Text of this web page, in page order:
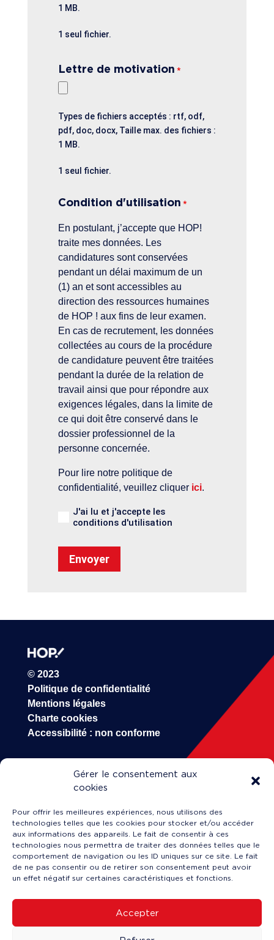
Gérer le consentement aux
cookies
Pour offrir les meilleures expériences, nous utilisons des
technologies telles que les cookies pour stocker et/ou accéder
aux informations des appareils. Le fait de consentir à ces
technologies nous permettra de traiter des données telles que le
comportement de navigation ou les ID uniques sur ce site. Le fait
de ne pas consentir ou de retirer son consentement peut avoir
un effet négatif sur certaines caractéristiques et fonctions.
Accepter
1 MB.
1 seul fichier.
Lettre de motivation *
Types de fichiers acceptés : rtf, odf,
pdf, doc, docx, Taille max. des fichiers :
1 MB.
1 seul fichier.
Condition d'utilisation *
En postulant, j’accepte que HOP!
traite mes données. Les
candidatures sont conservées
pendant un délai maximum de un
(1) an et sont accessibles au
direction des ressources humaines
de HOP ! aux fins de leur examen.
En cas de recrutement, les données
collectées au cours de la procédure
de candidature peuvent être traitées
pendant la durée de la relation de
travail ainsi que pour répondre aux
exigences légales, dans la limite de
ce qui doit être conservé dans le
dossier professionnel de la
personne concernée.
Pour lire notre politique de
confidentialité, veuillez cliquer ici.
J'ai lu et j'accepte les
conditions d'utilisation
© 2023
Politique de confidentialité
Mentions légales
Charte cookies
Accessibilité : non conforme
Entreprise (A propos)
Carrière
Engineering & Maintenance
Formation
Actualités
Service client en ligne↗